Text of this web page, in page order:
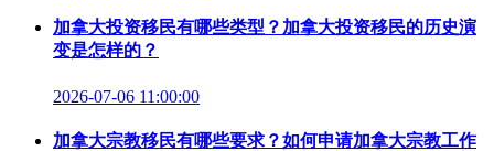
加拿大投资移民有哪些类型？加拿大投资移民的历史演
变是怎样的？
2026-07-06 11:00:00
加拿大宗教移民有哪些要求？如何申请加拿大宗教工作